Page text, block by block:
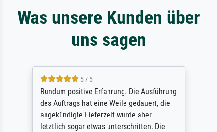
Was unsere Kunden über
uns sagen
5 / 5
Rundum positive Erfahrung. Die Ausführung
des Auftrags hat eine Weile gedauert, die
angekündigte Lieferzeit wurde aber
letztlich sogar etwas unterschritten. Die